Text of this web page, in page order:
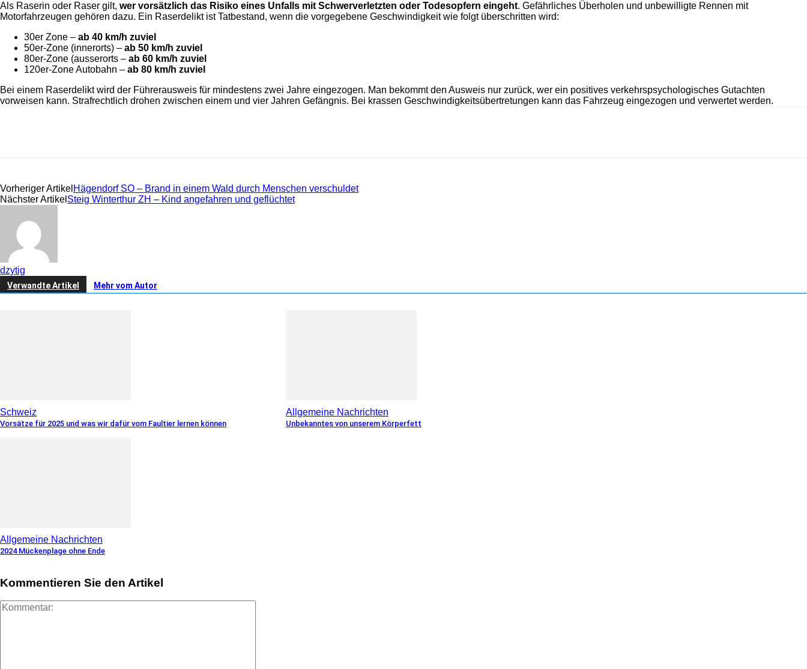
Als Raserin oder Raser gilt, wer vorsätzlich das Risiko eines Unfalls mit Schwerverletzten oder Todesopfern eingeht. Gefährliches Überholen und unbewilligte Rennen mit
Motorfahrzeugen gehören dazu. Ein Raserdelikt ist Tatbestand, wenn die vorgegebene Geschwindigkeit wie folgt überschritten wird:
30er Zone – ab 40 km/h zuviel
50er-Zone (innerorts) – ab 50 km/h zuviel
80er-Zone (ausserorts – ab 60 km/h zuviel
120er-Zone Autobahn – ab 80 km/h zuviel
Bei einem Raserdelikt wird der Führerausweis für mindestens zwei Jahre eingezogen. Man bekommt den Ausweis nur zurück, wer ein positives verkehrspsychologisches Gutachten
vorweisen kann. Strafrechtlich drohen zwischen einem und vier Jahren Gefängnis. Bei krassen Geschwindigkeitsübertretungen kann das Fahrzeug eingezogen und verwertet werden.
Vorheriger Artikel Hägendorf SO – Brand in einem Wald durch Menschen verschuldet
Nächster Artikel Steig Winterthur ZH – Kind angefahren und geflüchtet
dzytig
Verwandte Artikel Mehr vom Autor
Schweiz
Vorsätze für 2025 und was wir dafür vom Faultier lernen können
Allgemeine Nachrichten
Unbekanntes von unserem Körperfett
Allgemeine Nachrichten
2024 Mückenplage ohne Ende
Kommentieren Sie den Artikel